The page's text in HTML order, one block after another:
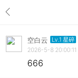
空白云
Lv.1 星碎
2026-5-8 20:00:11
666